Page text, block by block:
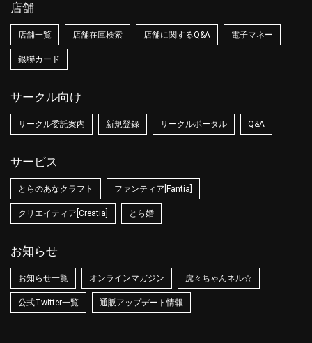
店舗
店舗一覧 店舗在庫検索 店舗に関するQ&A 電子マネー
銀聯カード
サークル向け
サークル委託案内 新規登録 サークルポータル Q&A
サービス
とらのあなクラフト ファンティア[Fantia]
クリエイティア[Creatia] とら婚
お知らせ
お知らせ一覧 オンラインマガジン 虎々ちゃんネル☆
公式Twitter一覧 通販アップデート情報